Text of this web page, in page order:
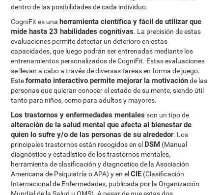
dentro de las posibilidades de cada individuo.
CogniFit es una herramienta científica y fácil de utilizar que
mide hasta 23 habilidades cognitivas. La precisión de estas
evaluaciones permite detectar un deterioro en estas
capacidades, que luego podrán ser entrenadas mediante los
entrenamientos personalizados de CogniFit. Estas evaluaciones
se llevan a cabo a través de diversas tareas en forma de juego.
Esteformato interactivo permite mejorar la motivaciónde las
personas que quieran conocer el estado de su mente, siendo útil
tanto para niños, como para adultos y mayores.
Los trastornos y enfermedades mentales son un tipo de
alteración de la salud mental que afecta al bienestar de
quien lo sufre y/o de las personas de su alrededor. Los
principales trastornos están recogidos en el DSM (Manual
diagnóstico y estadístico de los trastornos mentales,
herramienta de clasificación y diagnóstico de la Asociación
Americana de Psiquiatría o APA) y en elCIE (Clasificación
Internacional de Enfermedades, publicada por la Organización